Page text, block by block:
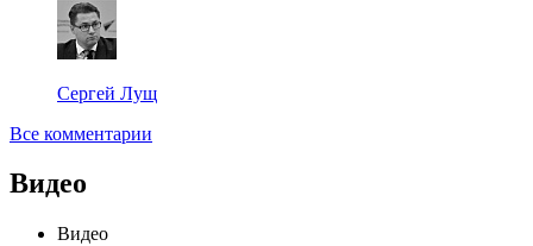
Сергей Лущ
Все комментарии
Видео
Видео